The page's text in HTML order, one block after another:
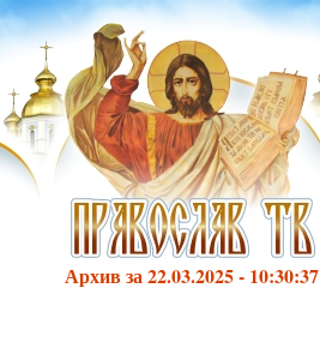
Архив за 22.03.2025 - 10:30:37